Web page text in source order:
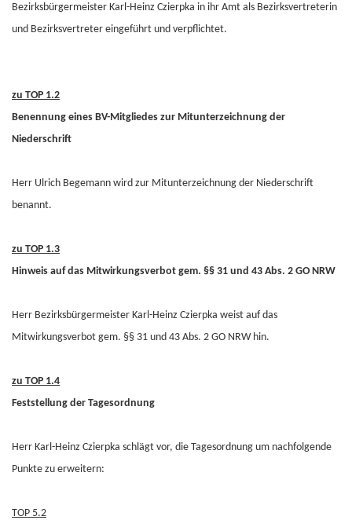
Bezirksbürgermeister Karl-Heinz Czierpka in ihr Amt als Bezirksvertreterin
und Bezirksvertreter eingeführt und verpflichtet.
zu TOP 1.2
Benennung eines BV-Mitgliedes zur Mitunterzeichnung der
Niederschrift
Herr Ulrich Begemann wird zur Mitunterzeichnung der Niederschrift
benannt.
zu TOP 1.3
Hinweis auf das Mitwirkungsverbot gem. §§ 31 und 43 Abs. 2 GO NRW
Herr Bezirksbürgermeister Karl-Heinz Czierpka weist auf das
Mitwirkungsverbot gem. §§ 31 und 43 Abs. 2 GO NRW hin.
zu TOP 1.4
Feststellung der Tagesordnung
Herr Karl-Heinz Czierpka schlägt vor, die Tagesordnung um nachfolgende
Punkte zu erweitern:
TOP 5.2